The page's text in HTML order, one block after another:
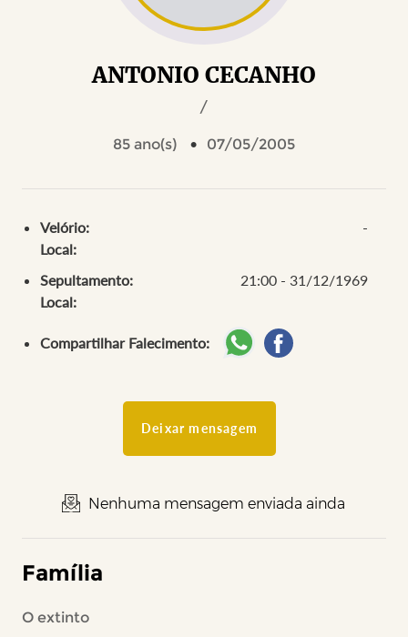
ANTONIO CECANHO
/
85 ano(s) 07/05/2005
Velório:
-
Local:
Sepultamento:
21:00 - 31/12/1969
Local:
Compartilhar Falecimento:
Deixar mensagem
Nenhuma mensagem enviada ainda
Família
O extinto